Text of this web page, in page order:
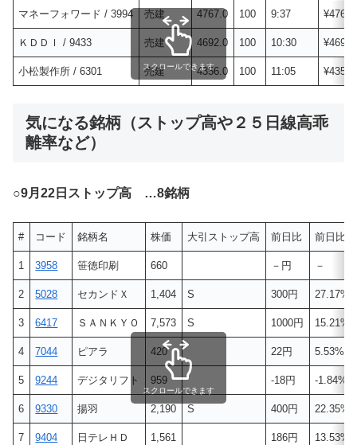
マネーフォワード / 3994 売建 4767.0 100 9:37
ＫＤＤＩ / 9433 売建 4692.0 100 10:30
小松製作所 / 6301 売建 4356.0 100 11:05
スクロールできます
気になる銘柄（ストップ高や２５日線高乖
離率など）
○9月22日ストップ高 …8銘柄
# コード 銘柄名 株価 大引ストップ高 前日比 前日比
1 3958 笹徳印刷 660 －円 －
2 5028 セカンドＸ 1,404 S 300円 27.17%
3 6417 ＳＡＮＫＹＯ 7,573 S 1000円 15.21%
4 7044 ピアラ 420 22円 5.53%
5 9244 デジタリフト 959 -18円 -1.84%
6 9330 揚羽 2,190 S 400円 22.35%
7 9404 日テレＨＤ 1,561 186円 13.53%
スクロールできます